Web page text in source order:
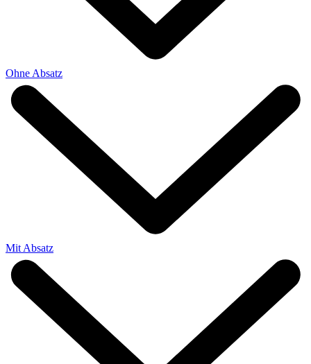
Ohne Absatz
Mit Absatz